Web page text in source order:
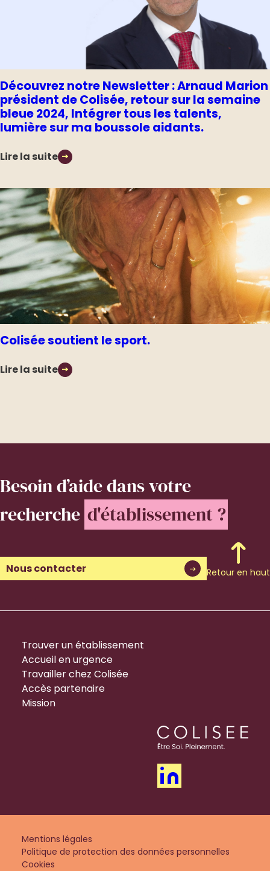
Découvrez notre Newsletter : Arnaud Marion
président de Colisée, retour sur la semaine
bleue 2024, Intégrer tous les talents,
lumière sur ma boussole aidants.
Lire la suite
Colisée soutient le sport.
Lire la suite
Besoin d’aidedans votre
recherche d'établissement ?
Nous contacter Retour en haut
Trouver un établissement
Accueil en urgence
Travailler chez Colisée
Accès partenaire
Mission
Mentions légales
Politique de protection des données personnelles
Cookies